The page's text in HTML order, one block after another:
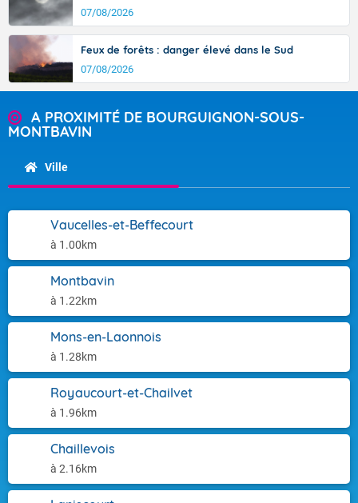
07/08/2026
Feux de forêts : danger élevé dans le Sud
07/08/2026
A PROXIMITÉ DE BOURGUIGNON-SOUS-
MONTBAVIN
Ville
Vaucelles-et-Beffecourt
à 1.00km
Montbavin
à 1.22km
Mons-en-Laonnois
à 1.28km
Royaucourt-et-Chailvet
à 1.96km
Chaillevois
à 2.16km